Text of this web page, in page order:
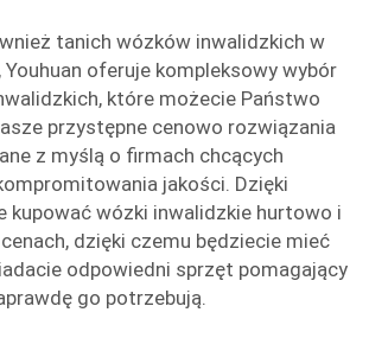
tanich wózków inwalidzkich w
oferuje kompleksowy wybór
które możecie Państwo
przystępne cenowo rozwiązania
z myślą o firmach chcących
jakości. Dzięki
kupować wózki inwalidzkie hurtowo i
dzięki czemu będziecie mieć
odpowiedni sprzęt pomagający
go potrzebują.